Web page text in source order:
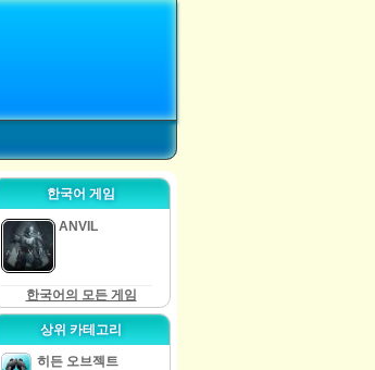
한국어 게임
ANVIL
한국어의 모든 게임
상위 카테고리
히든 오브젝트